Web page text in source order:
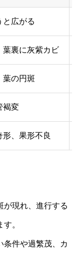
と広がる
裏に灰紫カビ
葉の円斑
褐変
、果形不良
が現れ、進行する
。
条件や過繁茂、カ